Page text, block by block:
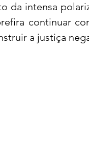
da intensa
continuar
a justiça